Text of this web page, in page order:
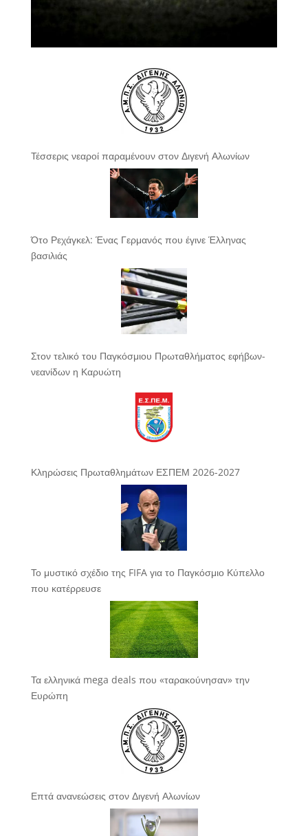
Τέσσερις νεαροί παραμένουν στον Διγενή Αλωνίων
Ότο Ρεχάγκελ: Ένας Γερμανός που έγινε Έλληνας
βασιλιάς
Στον τελικό του Παγκόσμιου Πρωταθλήματος εφήβων-
νεανίδων η Καρυώτη
Κληρώσεις Πρωταθλημάτων ΕΣΠΕΜ 2026-2027
Το μυστικό σχέδιο της FIFA για το Παγκόσμιο Κύπελλο
που κατέρρευσε
Τα ελληνικά mega deals που «ταρακούνησαν» την
Ευρώπη
Επτά ανανεώσεις στον Διγενή Αλωνίων